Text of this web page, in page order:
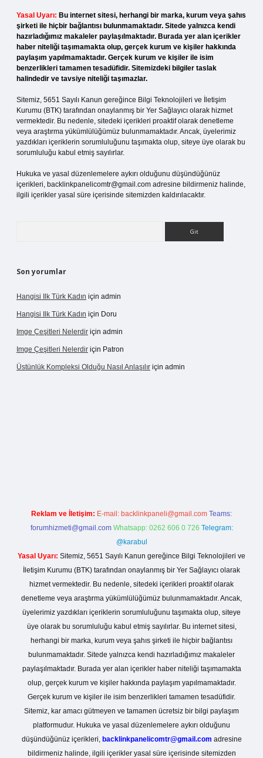
Yasal Uyarı: Bu internet sitesi, herhangi bir marka, kurum veya şahıs
şirketi ile hiçbir bağlantısı bulunmamaktadır. Sitede yalnızca kendi
hazırladığımız makaleler paylaşılmaktadır. Burada yer alan içerikler
haber niteliği taşımamakta olup, gerçek kurum ve kişiler hakkında
paylaşım yapılmamaktadır. Gerçek kurum ve kişiler ile isim
benzerlikleri tamamen tesadüfidir. Sitemizdeki bilgiler taslak
halindedir ve tavsiye niteliği taşımazlar.
Sitemiz, 5651 Sayılı Kanun gereğince Bilgi Teknolojileri ve İletişim
Kurumu (BTK) tarafından onaylanmış bir Yer Sağlayıcı olarak hizmet
vermektedir. Bu nedenle, sitedeki içerikleri proaktif olarak denetleme
veya araştırma yükümlülüğümüz bulunmamaktadır. Ancak, üyelerimiz
yazdıkları içeriklerin sorumluluğunu taşımakta olup, siteye üye olarak bu
sorumluluğu kabul etmiş sayılırlar.
Hukuka ve yasal düzenlemelere aykırı olduğunu düşündüğünüz
içerikleri, backlinkpanelicomtr@gmail.com adresine bildirmeniz halinde,
ilgili içerikler yasal süre içerisinde sitemizden kaldırılacaktır.
Son yorumlar
Hangisi Ilk Türk Kadın için admin
Hangisi Ilk Türk Kadın için Doru
Imge Çeşitleri Nelerdir için admin
Imge Çeşitleri Nelerdir için Patron
Üstünlük Kompleksi Olduğu Nasıl Anlaşılır için admin
Reklam ve İletişim: E-mail: backlinkpaneli@gmail.com Teams:
forumhizmeti@gmail.com Whatsapp: 0262 606 0 726 Telegram:
@karabul
Yasal Uyarı: Sitemiz, 5651 Sayılı Kanun gereğince Bilgi Teknolojileri ve
İletişim Kurumu (BTK) tarafından onaylanmış bir Yer Sağlayıcı olarak
hizmet vermektedir. Bu nedenle, sitedeki içerikleri proaktif olarak
denetleme veya araştırma yükümlülüğümüz bulunmamaktadır. Ancak,
üyelerimiz yazdıkları içeriklerin sorumluluğunu taşımakta olup, siteye
üye olarak bu sorumluluğu kabul etmiş sayılırlar. Bu internet sitesi,
herhangi bir marka, kurum veya şahıs şirketi ile hiçbir bağlantısı
bulunmamaktadır. Sitede yalnızca kendi hazırladığımız makaleler
paylaşılmaktadır. Burada yer alan içerikler haber niteliği taşımamakta
olup, gerçek kurum ve kişiler hakkında paylaşım yapılmamaktadır.
Gerçek kurum ve kişiler ile isim benzerlikleri tamamen tesadüfidir.
Sitemiz, kar amacı gütmeyen ve tamamen ücretsiz bir bilgi paylaşım
platformudur. Hukuka ve yasal düzenlemelere aykırı olduğunu
düşündüğünüz içerikleri, backlinkpanelicomtr@gmail.com adresine
bildirmeniz halinde, ilgili içerikler yasal süre içerisinde sitemizden